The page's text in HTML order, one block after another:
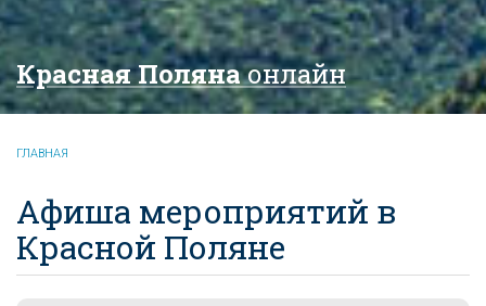
Красная Полянаонлайн
ГЛАВНАЯ
Афиша мероприятий в
Красной Поляне